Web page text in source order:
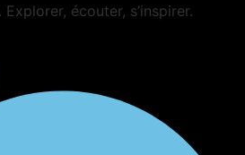
écouter, s’inspirer.